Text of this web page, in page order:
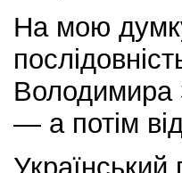
На мою
Володимира
— а потім